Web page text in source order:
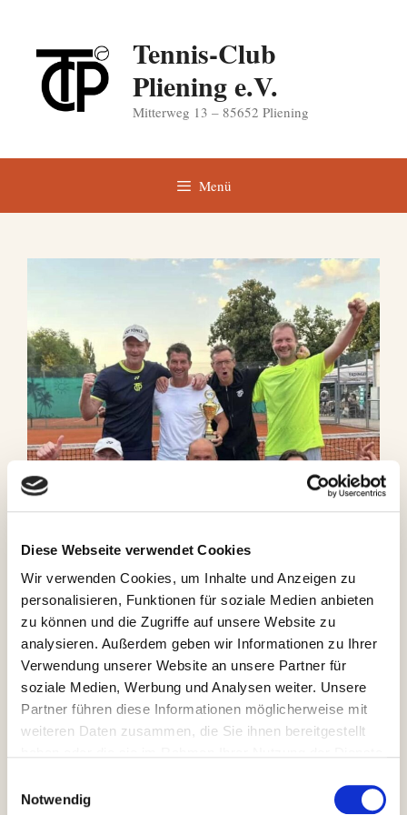
Diese Webseite verwendet Cookies
Wir verwenden Cookies, um Inhalte und Anzeigen zu
personalisieren, Funktionen für soziale Medien anbieten
zu können und die Zugriffe auf unsere Website zu
analysieren. Außerdem geben wir Informationen zu Ihrer
Verwendung unserer Website an unsere Partner für
soziale Medien, Werbung und Analysen weiter. Unsere
Partner führen diese Informationen möglicherweise mit
weiteren Daten zusammen, die Sie ihnen bereitgestellt
Notwendig
springen
Tennis-Club
Pliening e.V.
Mitterweg 13 – 85652 Pliening
Menü
Herren 50 steigen auf in die
Regionalliga
19. Juli 2023vonAndrea
Seit letztem Samstag ist es offiziell, unsere Herren 50